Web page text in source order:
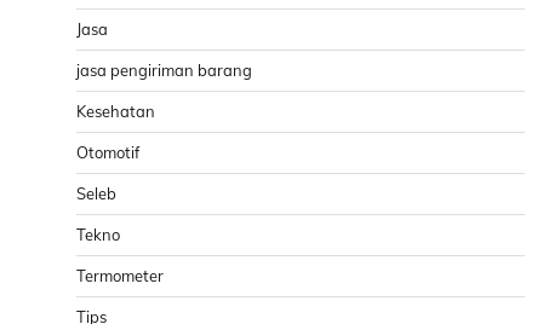
Jasa
jasa pengiriman barang
Kesehatan
Otomotif
Seleb
Tekno
Termometer
Tips